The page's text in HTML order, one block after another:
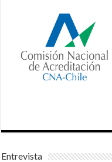
Entrevista